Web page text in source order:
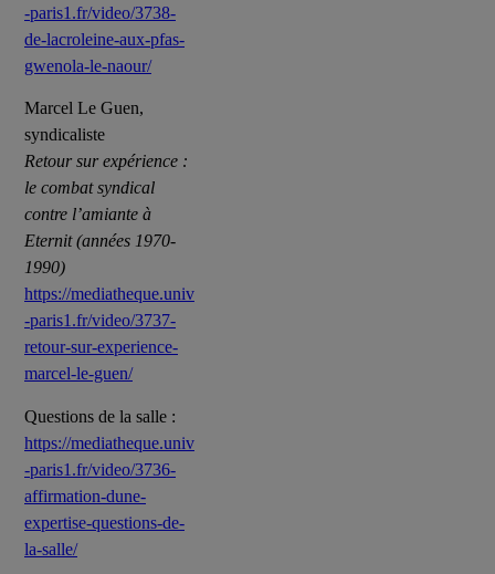
-paris1.fr/video/3738-
de-lacroleine-aux-pfas-
gwenola-le-naour/
Marcel Le Guen,
syndicaliste
Retour sur expérience :
le combat syndical
contre l’amiante à
Eternit (années 1970-
1990)
https://mediatheque.univ
-paris1.fr/video/3737-
retour-sur-experience-
marcel-le-guen/
Questions de la salle :
https://mediatheque.univ
-paris1.fr/video/3736-
affirmation-dune-
expertise-questions-de-
la-salle/